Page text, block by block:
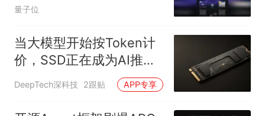
屏
量子位
当大模型开始按Token计
价，SSD正在成为AI推理
核心
DeepTech深科技 2跟贴 APP专享